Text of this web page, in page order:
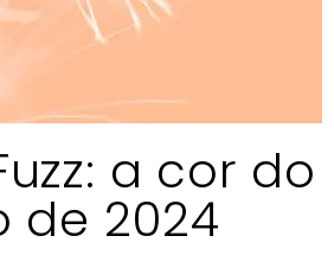
a cor do
de 2024